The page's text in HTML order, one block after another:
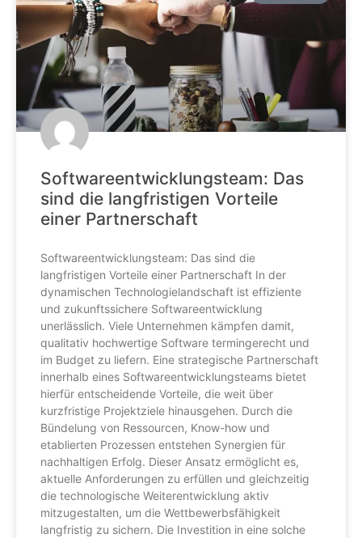
Softwareentwicklungsteam: Das
sind die langfristigen Vorteile
einer Partnerschaft
Softwareentwicklungsteam: Das sind die
langfristigen Vorteile einer Partnerschaft In der
dynamischen Technologielandschaft ist effiziente
und zukunftssichere Softwareentwicklung
unerlässlich. Viele Unternehmen kämpfen damit,
qualitativ hochwertige Software termingerecht und
im Budget zu liefern. Eine strategische Partnerschaft
innerhalb eines Softwareentwicklungsteams bietet
hierfür entscheidende Vorteile, die weit über
kurzfristige Projektziele hinausgehen. Durch die
Bündelung von Ressourcen, Know-how und
etablierten Prozessen entstehen Synergien für
nachhaltigen Erfolg. Dieser Ansatz ermöglicht es,
aktuelle Anforderungen zu erfüllen und gleichzeitig
die technologische Weiterentwicklung aktiv
mitzugestalten, um die Wettbewerbsfähigkeit
langfristig zu sichern. Die Investition in eine solche